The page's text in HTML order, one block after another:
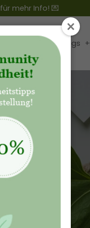
mehr Info! 💌
Blogs +